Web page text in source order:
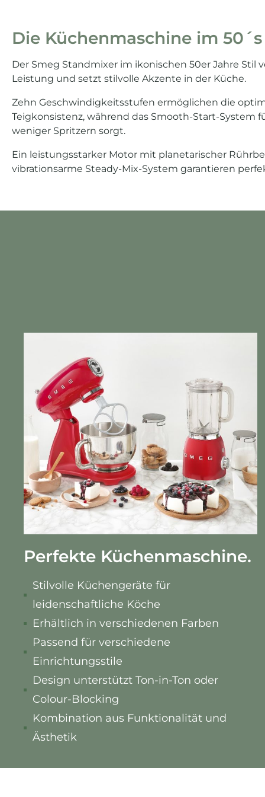
Die Küchenmaschine im 50´s
Der Smeg Standmixer im ikonischen 50er Jahre Stil
Leistung und setzt stilvolle Akzente in der Küche.
Zehn Geschwindigkeitsstufen ermöglichen die
Teigkonsistenz, während das Smooth-Start-System
weniger Spritzern sorgt.
Ein leistungsstarker Motor mit planetarischer
vibrationsarme Steady-Mix-System garantieren
Perfekte Küchenmaschine.
Stilvolle Küchengeräte für
leidenschaftliche Köche
Erhältlich in verschiedenen Farben
Passend für verschiedene
Einrichtungsstile
Design unterstützt Ton-in-Ton oder
Colour-Blocking
Kombination aus Funktionalität und
Ästhetik